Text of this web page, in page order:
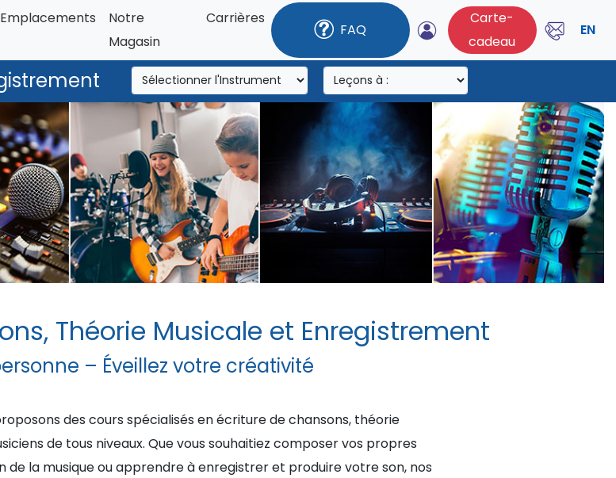
Emplacements
Notre
Magasin
Carrières
FAQ
Carte-
cadeau
EN
Théorie Musicale et Enregistrement
– Éveillez votre créativité
des cours spécialisés en écriture de chansons, théorie
de tous niveaux. Que vous souhaitiez composer vos propres
la musique ou apprendre à enregistrer et produire votre son, nos